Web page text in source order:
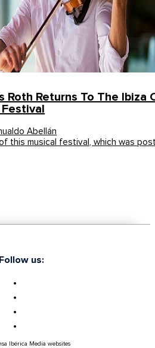
Roth Returns To The Ibiza
Abellán
this musical festival, which was
Follow us:
Ibérica Media websites